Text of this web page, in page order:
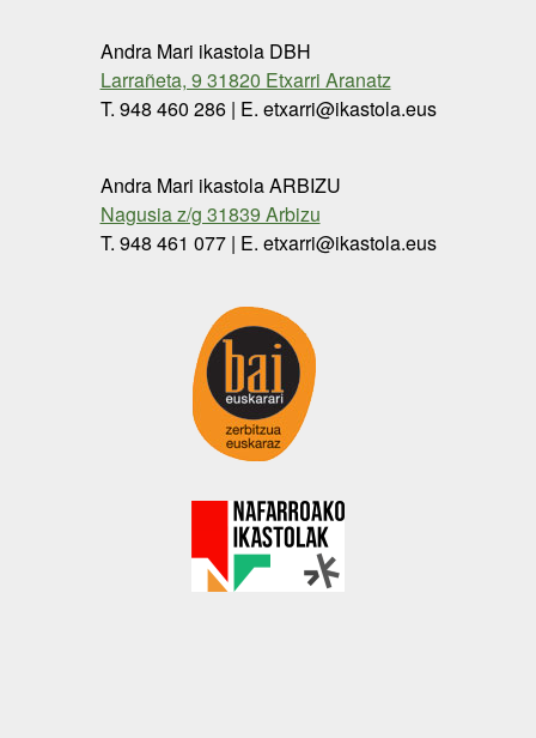
Andra Mari ikastola DBH
Larrañeta, 9 31820 Etxarri Aranatz
T. 948 460 286 | E. etxarri@ikastola.eus
Andra Mari ikastola ARBIZU
Nagusia z/g 31839 Arbizu
T. 948 461 077 | E. etxarri@ikastola.eus